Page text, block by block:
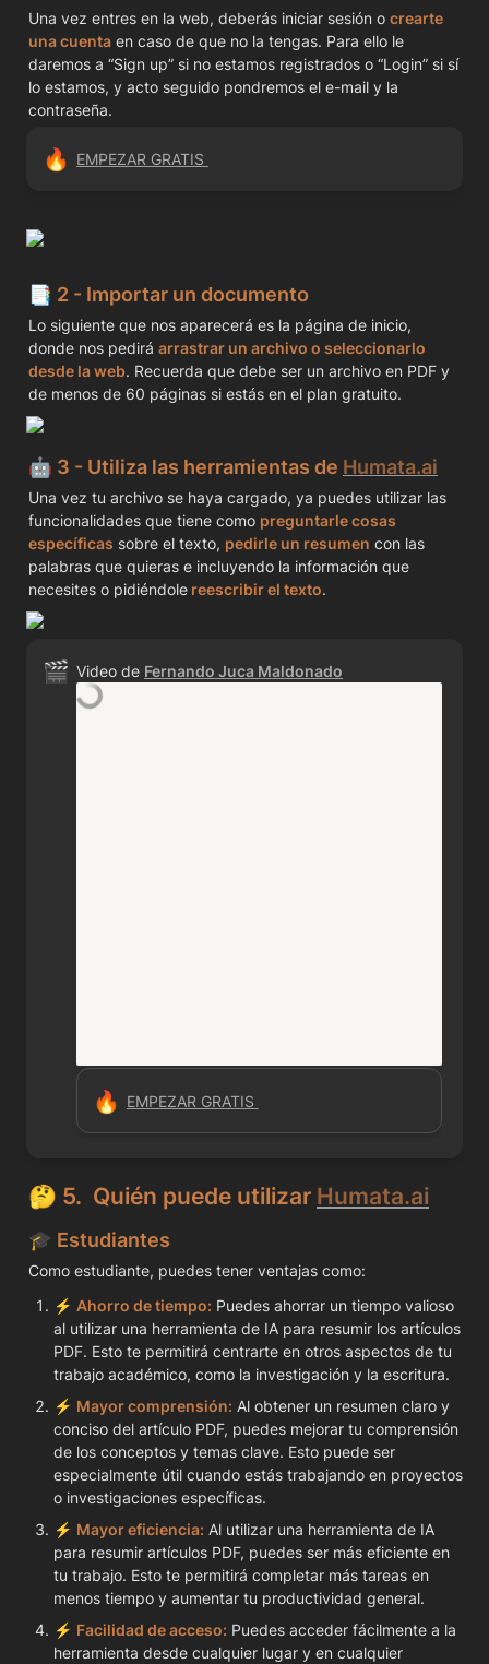
Una vez entres en la web, deberás iniciar sesión o crearte
una cuenta en caso de que no la tengas. Para ello le
daremos a “Sign up” si no estamos registrados o “Login” si sí
lo estamos, y acto seguido pondremos el e-mail y la
contraseña.
🔥 EMPEZAR GRATIS
📑 2 - Importar un documento
Lo siguiente que nos aparecerá es la página de inicio,
donde nos pedirá arrastrar un archivo o seleccionarlo
desde la web. Recuerda que debe ser un archivo en PDF y
de menos de 60 páginas si estás en el plan gratuito.
🤖 3 - Utiliza las herramientas de Humata.ai
Una vez tu archivo se haya cargado, ya puedes utilizar las
funcionalidades que tiene como preguntarle cosas
específicas sobre el texto, pedirle un resumen con las
palabras que quieras e incluyendo la información que
necesites o pidiéndole reescribir el texto.
🎬 Video de Fernando Juca Maldonado
🔥 EMPEZAR GRATIS
🤔 5.  Quién puede utilizar Humata.ai
🎓 Estudiantes
Como estudiante, puedes tener ventajas como:
⚡️ Ahorro de tiempo: Puedes ahorrar un tiempo valioso
al utilizar una herramienta de IA para resumir los artículos
PDF. Esto te permitirá centrarte en otros aspectos de tu
trabajo académico, como la investigación y la escritura.
⚡️ Mayor comprensión: Al obtener un resumen claro y
conciso del artículo PDF, puedes mejorar tu comprensión
de los conceptos y temas clave. Esto puede ser
especialmente útil cuando estás trabajando en proyectos
o investigaciones específicas.
⚡️ Mayor eficiencia: Al utilizar una herramienta de IA
para resumir artículos PDF, puedes ser más eficiente en
tu trabajo. Esto te permitirá completar más tareas en
menos tiempo y aumentar tu productividad general.
⚡️ Facilidad de acceso: Puedes acceder fácilmente a la
herramienta desde cualquier lugar y en cualquier